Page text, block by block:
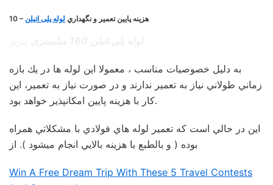
10 – هزينه پايين تعمير و نگهداري لوله پلی اتیلن
به دليل خصوصيات مناسب ، معمولا اين لوله ها در يك بازه
زماني طولاني نياز به تعمير ندارند و در صورت نياز به تعمير، اين
كار با هزينه پايين امكانپذير خواهد بود.
اين در حالي است كه تعمير لوله هاي فولادي با مشكلاتي همراه
بوده ( و بالطبع با هزينه بالايي انجام ميشود ). از
Win A Free Dream Trip With These 5 Travel Contests